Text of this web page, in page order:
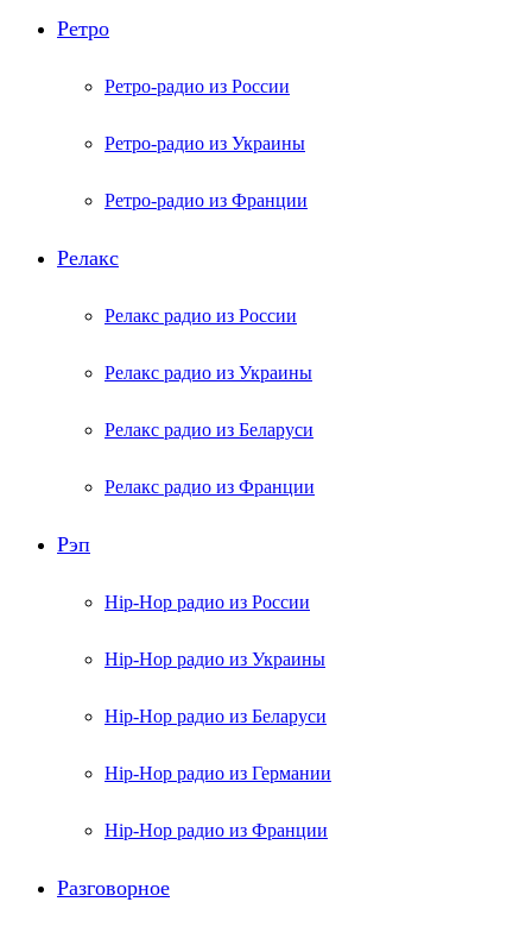
Ретро
Ретро-радио из России
Ретро-радио из Украины
Ретро-радио из Франции
Релакс
Релакс радио из России
Релакс радио из Украины
Релакс радио из Беларуси
Релакс радио из Франции
Рэп
Hip-Hop радио из России
Hip-Hop радио из Украины
Hip-Hop радио из Беларуси
Hip-Hop радио из Германии
Hip-Hop радио из Франции
Разговорное